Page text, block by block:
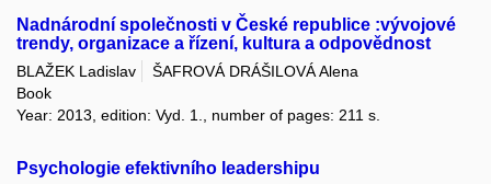
Nadnárodní společnosti v České republice :vývojové
trendy, organizace a řízení, kultura a odpovědnost
BLAŽEK Ladislav
ŠAFROVÁ DRÁŠILOVÁ Alena
Book
Year: 2013, edition: Vyd. 1., number of pages: 211 s.
Psychologie efektivního leadershipu